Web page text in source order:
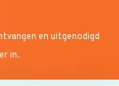
en uitgenodigd
in.